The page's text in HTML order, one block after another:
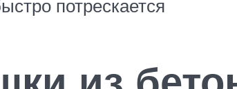
потрескается